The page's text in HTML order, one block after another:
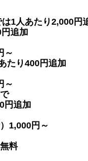
人あたり2,000円
追加
～
り400円追加
～
追加
1,000円～
料